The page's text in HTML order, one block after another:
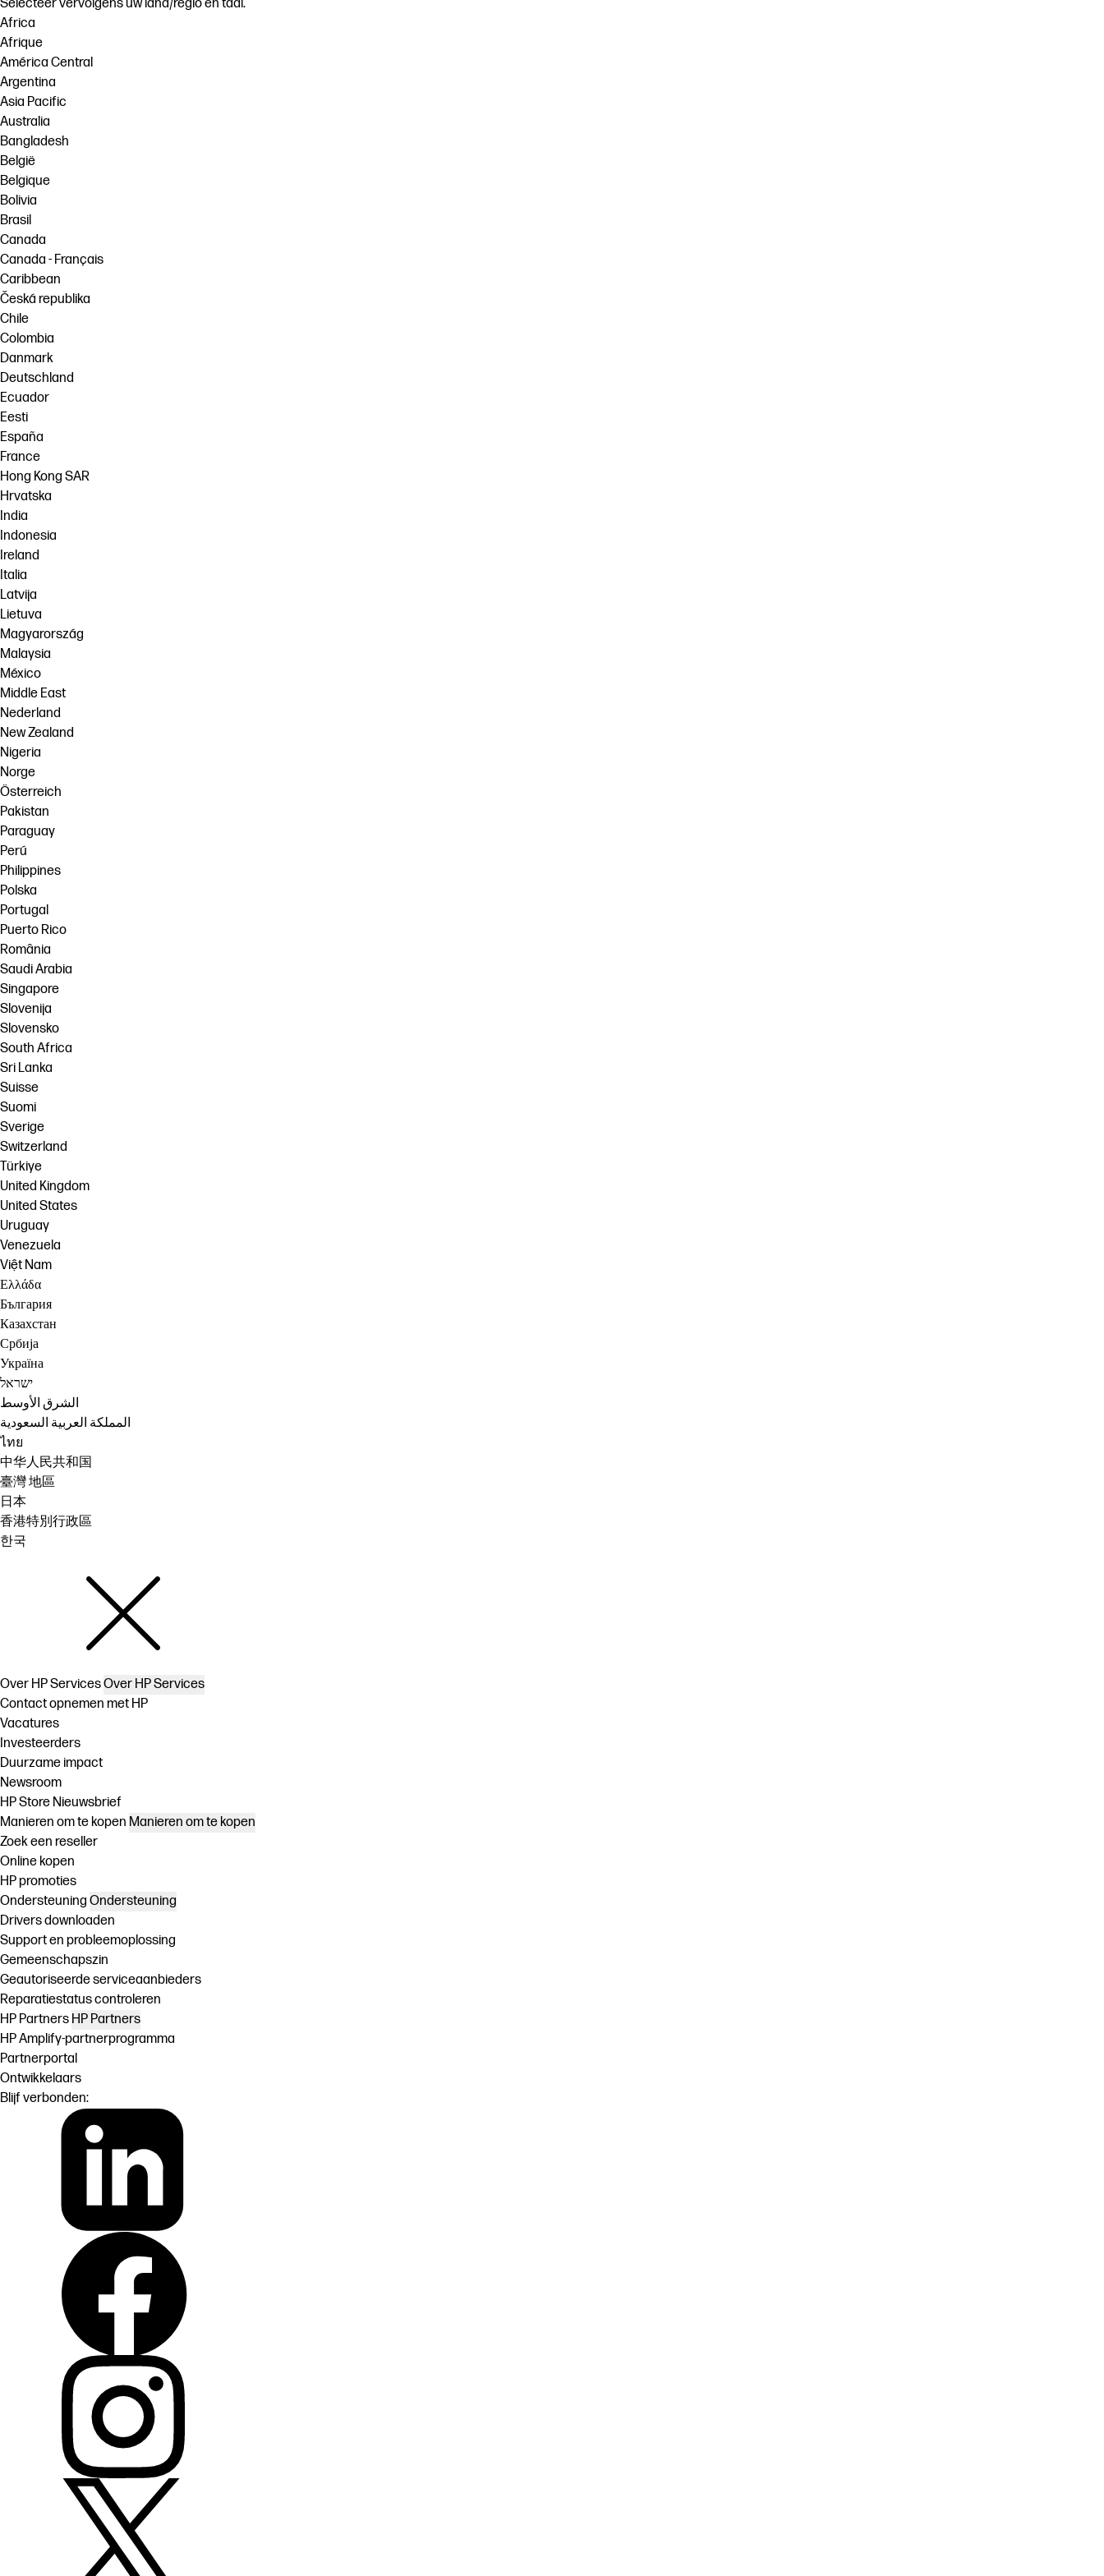
Selecteer vervolgens uw land/regio en taal.
Africa
Afrique
América Central
Argentina
Asia Pacific
Australia
Bangladesh
België
Belgique
Bolivia
Brasil
Canada
Canada - Français
Caribbean
Česká republika
Chile
Colombia
Danmark
Deutschland
Ecuador
Eesti
España
France
Hong Kong SAR
Hrvatska
India
Indonesia
Ireland
Italia
Latvija
Lietuva
Magyarország
Malaysia
México
Middle East
Nederland
New Zealand
Nigeria
Norge
Österreich
Pakistan
Paraguay
Perú
Philippines
Polska
Portugal
Puerto Rico
România
Saudi Arabia
Singapore
Slovenija
Slovensko
South Africa
Sri Lanka
Suisse
Suomi
Sverige
Switzerland
Türkiye
United Kingdom
United States
Uruguay
Venezuela
Việt Nam
Ελλάδα
България
Казахстан
Србија
Україна
ישראל
الشرق الأوسط
المملكة العربية السعودية
ไทย
中华人民共和国
臺灣 地區
日本
香港特別行政區
한국
Over HP ServicesOver HP Services
Contact opnemen met HP
Vacatures
Investeerders
Duurzame impact
Newsroom
HP Store Nieuwsbrief
Manieren om te kopen Manieren om te kopen
Zoek een reseller
Online kopen
HP promoties
Ondersteuning Ondersteuning
Drivers downloaden
Support en probleemoplossing
Gemeenschapszin
Geautoriseerde serviceaanbieders
Reparatiestatus controleren
HP Partners HP Partners
HP Amplify-partnerprogramma
Partnerportal
Ontwikkelaars
Blijf verbonden: